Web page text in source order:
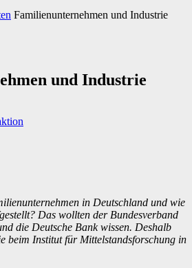
Familienunternehmen und Industrie
und Industrie
in Deutschland und wie
Das wollten der Bundesverband
die Deutsche Bank wissen. Deshalb
beim Institut für Mittelstandsforschung in